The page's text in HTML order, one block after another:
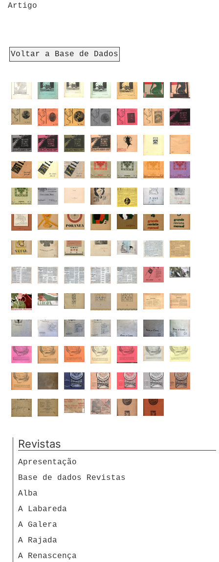
Artigo
Voltar a Base de Dados
Revistas
Apresentação
Base de dados Revistas
Alba
A Labareda
A Galera
A Rajada
A Renascença